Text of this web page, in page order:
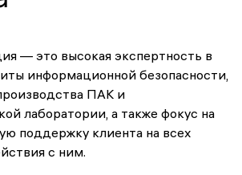
— это высокая экспертность в
информационной безопасности,
ПАК и
лаборатории, а также фокус на
поддержку клиента на всех
с ним.